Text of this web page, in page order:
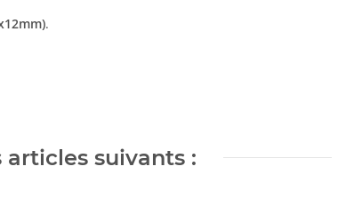
.
suivants :